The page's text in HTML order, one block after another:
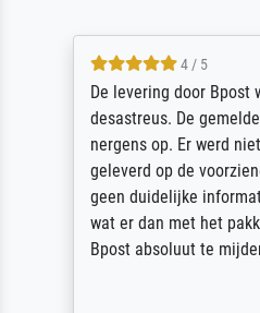
5 / 5
Sehr gute Qualität des
des Rahmens! Unser
sorgfältig und sicher
unbeschadet bei uns
unser letzter
Dank!